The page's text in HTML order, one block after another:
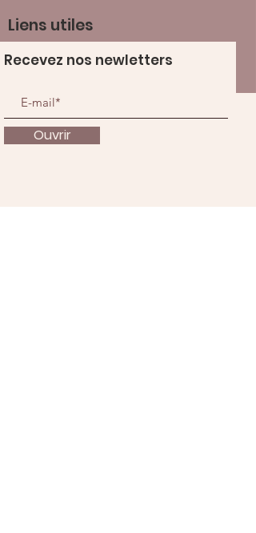
Liens utiles
Recevez nos newletters
Ouvrir